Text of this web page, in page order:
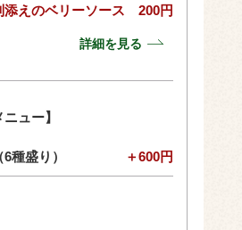
えのベリーソース 200円
詳細を見る
ュー】
種盛り） ＋600円